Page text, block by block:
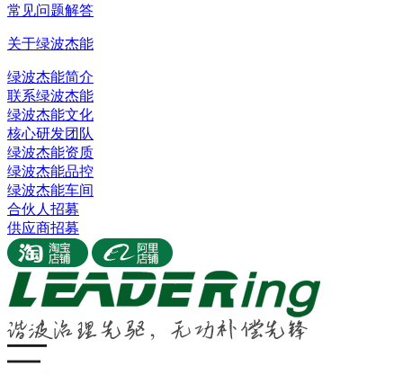
常见问题解答
关于绿波杰能
绿波杰能简介
联系绿波杰能
绿波杰能文化
核心研发团队
绿波杰能资质
绿波杰能品控
绿波杰能车间
合伙人招募
供应商招募